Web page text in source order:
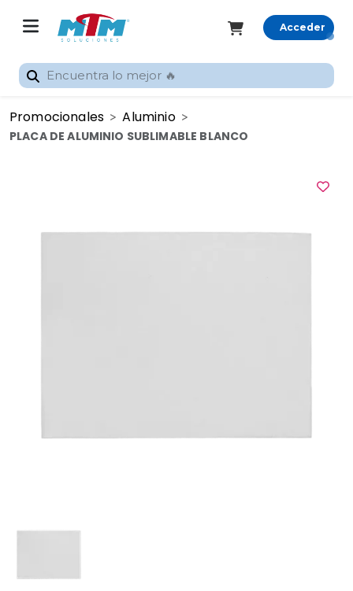
Registrarme
Inicio
Política
Acceder
Promocionales Aluminio
PLACA DE ALUMINIO SUBLIMABLE BLANCO